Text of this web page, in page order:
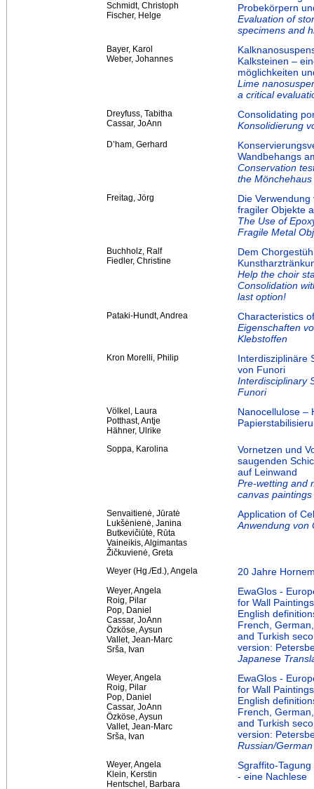
Schmidt, Christoph
Fischer, Helge
Probekörpern
Evaluation of
specimens and
Bayer, Karol
Weber, Johannes
Kalksteinen –
möglichkeiten
Lime
a critical
Dreyfuss, Tabitha
Cassar, JoAnn
Consolidating
Konsolidierung
D’ham, Gerhard
Wandbehangs
Conservation
the
Freitag, Jörg
Die
fragiler Objekte
The Use of
Fragile Metal
Buchholz, Ralf
Fiedler, Christine
Dem
Help the choir
Consolidation
last option!
Pataki-Hundt, Andrea
Characteristics
Eigenschaften
Klebstoffen
Kron Morelli, Philip
Interdisziplinäre
von Funori
Interdisciplinary
Funori
Völkel, Laura
Potthast, Antje
Hähner, Ulrike
Nanocellulose –
Soppa, Karolina
Vornetzen und
saugenden
auf Leinwand
Pre-wetting and
canvas paintings
Senvaitienė, Jūratė
Lukšėnienė, Janina
Butkevičiūtė, Rūta
Vaineikis, Algimantas
Žičkuvienė, Greta
Application of
Anwendung von
Weyer (Hg./Ed.), Angela 20 Jahre
Weyer, Angela
Roig, Pilar
Pop, Daniel
Cassar, JoAnn
Özköse, Aysun
Vallet, Jean-Marc
Srša, Ivan
EwaGlos -
for Wall
English
French,
and Turkish
version:
Japanese
Weyer, Angela
Roig, Pilar
Pop, Daniel
Cassar, JoAnn
Özköse, Aysun
Vallet, Jean-Marc
Srša, Ivan
EwaGlos -
for Wall
English
French,
and Turkish
version:
Russian/
Weyer, Angela
Klein, Kerstin
Hentschel, Barbara
Sgraffito-
- eine Nachlese